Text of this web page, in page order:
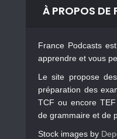
À PROPOS DE
France Podcasts
apprendre et vous
Le site propose
préparation des
TCF ou encore
de grammaire et de
Stock images by